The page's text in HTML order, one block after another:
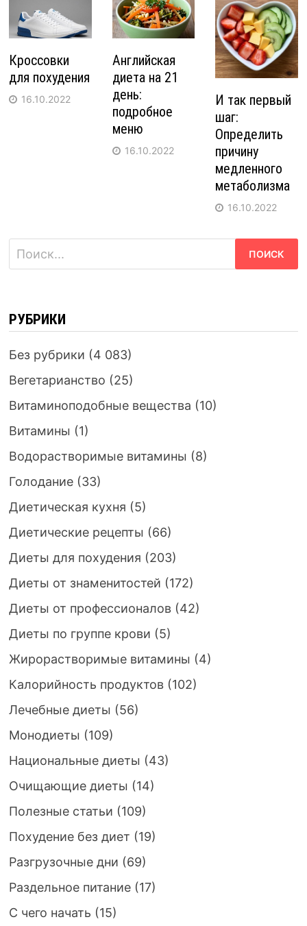
Кроссовки
для похудения
16.10.2022
Английская
диета на 21
день:
подробное
меню
16.10.2022
И так первый
шаг:
Определить
причину
медленного
метаболизма
16.10.2022
Найти:
РУБРИКИ
Без рубрики (4 083)
Вегетарианство (25)
Витаминоподобные вещества (10)
Витамины (1)
Водорастворимые витамины (8)
Голодание(33)
Диетическая кухня (5)
Диетические рецепты (66)
Диеты для похудения (203)
Диеты от знаменитостей (172)
Диеты от профессионалов(42)
Диеты по группе крови (5)
Жирорастворимые витамины (4)
Калорийность продуктов(102)
Лечебные диеты (56)
Монодиеты (109)
Национальные диеты (43)
Очищающие диеты (14)
Полезные статьи (109)
Похудение без диет (19)
Разгрузочные дни (69)
Раздельное питание(17)
С чего начать (15)